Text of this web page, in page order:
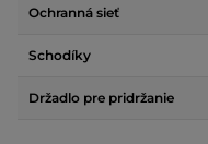
Ochranná sieť
Schodíky
Držadlo pre pridržanie